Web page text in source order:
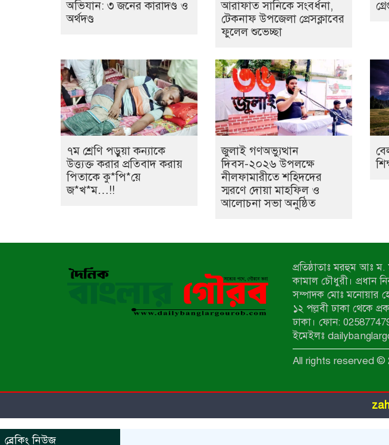
অভিযান: ৩ জনের কারাদণ্ড ও
অর্থদণ্ড
আরাফাত সানিকে সংবর্ধনা,
টেকনাফ উপজেলা প্রেসক্লাবের
ফুলেল শুভেচ্ছা
৭ম শ্রেণি পড়ুয়া কন্যাকে
উত্ত্যক্ত করার প্রতিবাদ করায়
পিতাকে কু*পি*য়ে
জ*খ*ম…!!
জুলাই গণঅভ্যুত্থান
দিবস-২০২৬ উপলক্ষে
নীলফামারীতে শহিদদের
স্মরণে দোয়া মাহফিল ও
আলোচনা সভা অনুষ্ঠিত
প্রতিষ্ঠাতাঃ মরহুম আঃ
কামাল চৌধুরী। প্রধান
সম্পাদক মোঃ মনোয়ার
১২ পল্লবী ঢাকা থেকে
ঢাকা। ফোন:
ইমেইলঃ
All rights reserved ©
ব্রেকিং নিউজ